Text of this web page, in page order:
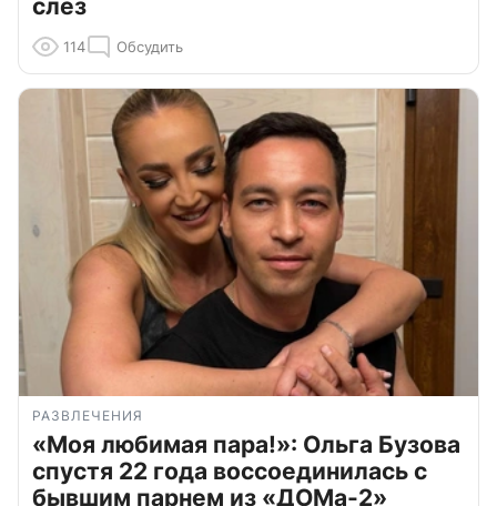
слёз
114 Обсудить
РАЗВЛЕЧЕНИЯ
«Моя любимая пара!»: Ольга Бузова
спустя 22 года воссоединилась с
бывшим парнем из «ДОМа-2»